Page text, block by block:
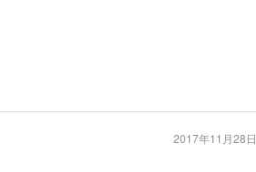
2017年11月28日